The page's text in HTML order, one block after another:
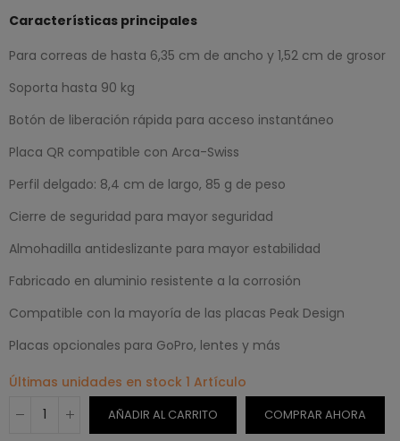
Características principales
Para correas de hasta 6,35 cm de ancho y 1,52 cm de grosor
Soporta hasta 90 kg
Botón de liberación rápida para acceso instantáneo
Placa QR compatible con Arca-Swiss
Perfil delgado: 8,4 cm de largo, 85 g de peso
Cierre de seguridad para mayor seguridad
Almohadilla antideslizante para mayor estabilidad
Fabricado en aluminio resistente a la corrosión
Compatible con la mayoría de las placas Peak Design
Placas opcionales para GoPro, lentes y más
Últimas unidades en stock 1 Artículo
AÑADIR AL CARRITO COMPRAR AHORA